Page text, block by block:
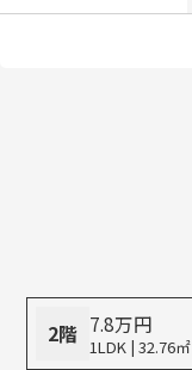
2階 7.8万円
1LDK | 32.76㎡